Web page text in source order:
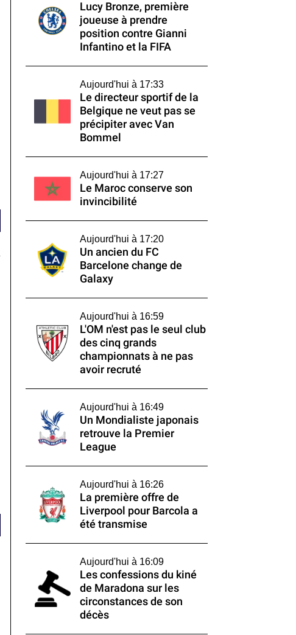
Lucy Bronze, première
joueuse à prendre
position contre Gianni
Infantino et la FIFA
Aujourd'hui à 17:33
Le directeur sportif de la
Belgique ne veut pas se
précipiter avec Van
Bommel
Aujourd'hui à 17:27
Le Maroc conserve son
invincibilité
Aujourd'hui à 17:20
Un ancien du FC
Barcelone change de
Galaxy
Aujourd'hui à 16:59
L'OM n'est pas le seul club
des cinq grands
championnats à ne pas
avoir recruté
Aujourd'hui à 16:49
Un Mondialiste japonais
retrouve la Premier
League
Aujourd'hui à 16:26
La première offre de
Liverpool pour Barcola a
été transmise
Aujourd'hui à 16:09
Les confessions du kiné
de Maradona sur les
circonstances de son
décès